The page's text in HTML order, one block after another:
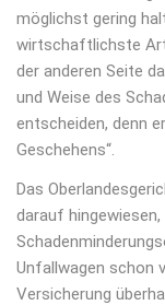
möglichst gering
wirtschaftlichste
der anderen Seite
und Weise des
entscheiden, denn
Geschehens“.
Das
darauf
Unfallwagen schon
Versicherung